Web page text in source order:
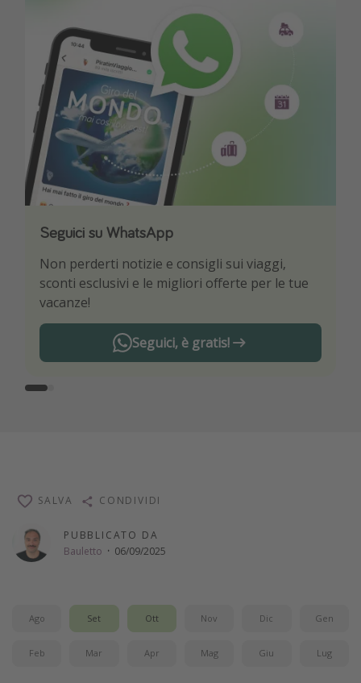
Seguici su WhatsApp
Non perderti notizie e consigli sui viaggi,
sconti esclusivi e le migliori offerte per le tue
vacanze!
Seguici, è gratis!
Scarica la nostra App
Sii il primo a conoscere le migliori offerte di
viaggio
PUBBLICATO DA
Bauletto · 06/09/2025
SALVA CONDIVIDI
Ago Set Ott Nov Dic Gen
Feb Mar Apr Mag Giu Lug